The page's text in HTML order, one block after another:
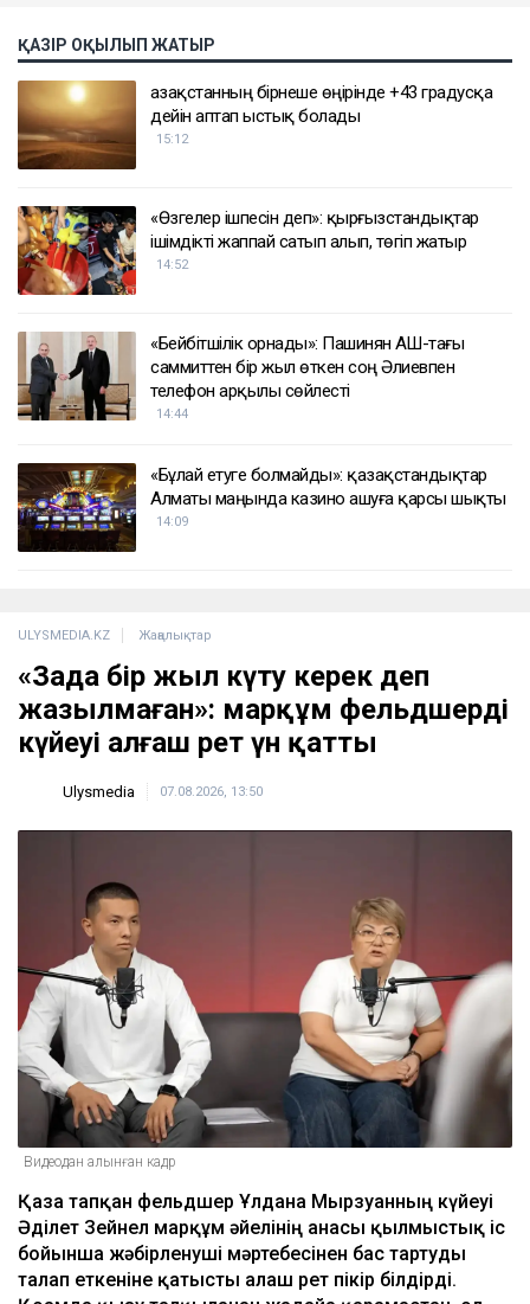
ҚАЗІР ОҚЫЛЫП ЖАТЫР
Қазақстанның бірнеше өңірінде +43 градусқа
дейін аптап ыстық болады
15:12
«Өзгелер ішпесін деп»: қырғызстандықтар
ішімдікті жаппай сатып алып, төгіп жатыр
14:52
«Бейбітшілік орнады»: Пашинян АҚШ-тағы
саммиттен бір жыл өткен соң Әлиевпен
телефон арқылы сөйлесті
14:44
«Бұлай етуге болмайды»: қазақстандықтар
Алматы маңында казино ашуға қарсы шықты
14:09
ULYSMEDIA.KZ Жаңалықтар
«Заңда бір жыл күту керек деп
жазылмаған»: марқұм фельдшердің
күйеуі алғаш рет үн қатты
Ulysmedia 07.08.2026, 13:50
Видеодан алынған кадр
Қаза тапқан фельдшер Ұлдана Мырзуанның күйеуі
Әділет Зейнел марқұм әйелінің анасы қылмыстық іс
бойынша жәбірленуші мәртебесінен бас тартуды
талап еткеніне қатысты алғаш рет пікір білдірді.